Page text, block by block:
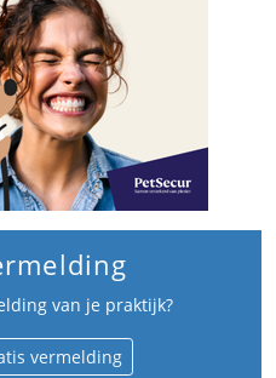
van je praktijk?
vermelding